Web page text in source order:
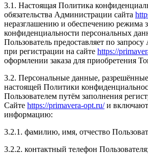
3.1. Настоящая Политика
обязательства Администрации сайта
неразглашению и обеспечению режима
конфиденциальности персональных
Пользователь предоставляет по
при регистрации на сайте https://
оформлении заказа для приобретения
3.2. Персональные данные,
настоящей Политики
Пользователем путём заполнения
Сайте https://primavera-opt.ru/и
информацию:
3.2.1. фамилию, имя, отчество
3.2.2. контактный телефон Пользователя;